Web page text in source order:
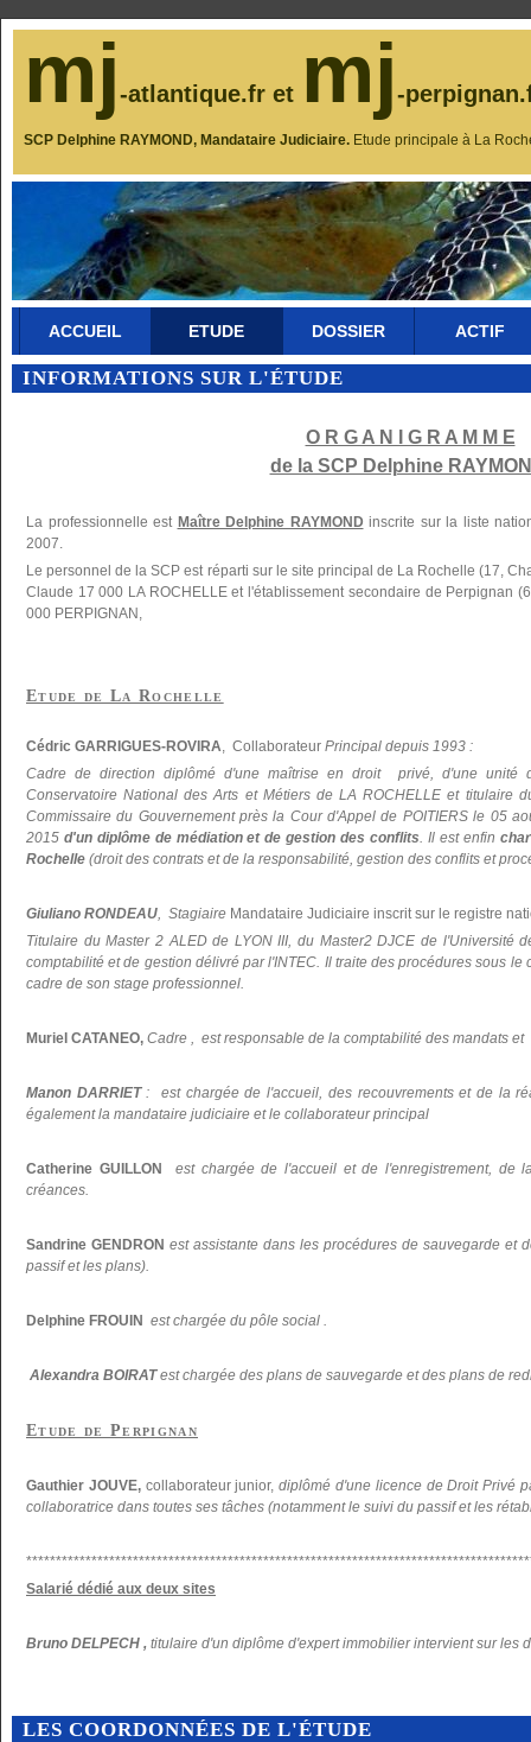
mj-atlantique.fr et mj-
SCP Delphine RAYMOND, Mandataire Judiciaire. Etude principale à La
ACCUEIL ETUDE DOSSIER ACTIF
INFORMATIONS SUR L'ÉTUDE
O R G A N I G R A M M E
de la SCP Delphine
La professionnelle est Maître Delphine RAYMOND inscrite sur la liste
2007.
Le personnel de la SCP est réparti sur le site principal de La Rochelle (17,
Claude 17 000 LA ROCHELLE et l'établissement secondaire de Perpignan
000 PERPIGNAN,
Etude de La Rochelle
Cédric GARRIGUES-ROVIRA, Collaborateur Principal depuis 1993 :
Cadre de direction diplômé d'une maîtrise en droit privé, d'une unité
Conservatoire National des Arts et Métiers de LA ROCHELLE et titulaire
Commissaire du Gouvernement près la Cour d'Appel de POITIERS le 05
2015 d'un diplôme de médiation et de gestion des conflits. Il est enfin
Rochelle (droit des contrats et de la responsabilité, gestion des conflits et
Giuliano RONDEAU, Stagiaire Mandataire Judiciaire inscrit sur le registre
Titulaire du Master 2 ALED de LYON III, du Master2 DJCE de l'Université
comptabilité et de gestion délivré par l'INTEC. Il traite des procédures sous
cadre de son stage professionnel.
Muriel CATANEO, Cadre , est responsable de la comptabilité des mandats et
Manon DARRIET: est chargée de l'accueil, des recouvrements et de la
également la mandataire judiciaire et le collaborateur principal
Catherine GUILLON
est chargée de l'accueil et de l'enregistrement, de
créances.
Sandrine GENDRON est assistante dans les procédures de sauvegarde et
passif et les plans).
Delphine FROUIN est chargée du pôle social .
Alexandra BOIRAT est chargée des plans de sauvegarde et des plans de
Etude de Perpignan
Gauthier JOUVE, collaborateur junior, diplômé d'une licence de Droit Privé
collaboratrice dans toutes ses tâches (notamment le suivi du passif et les
Salarié dédié aux deux sites
Bruno DELPECH , titulaire d'un diplôme d'expert immobilier intervient sur les
LES COORDONNÉES DE L'ÉTUDE